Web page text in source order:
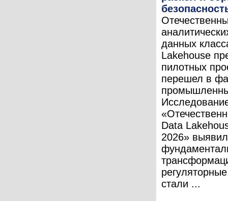
данных
Lakehouse
пилотных
перешел в
Data
2026»
стали ...